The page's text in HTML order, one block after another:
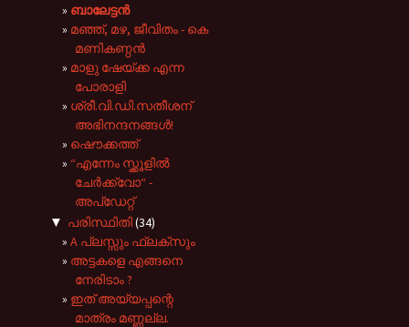
ബാലേട്ടൻ
മഞ്ഞ്, മഴ, ജീവിതം - കെ
മണികണ്ഠൻ
മാളു ഷേയ്ക്ക എന്ന
പോരാളി
ശ്രീ.വി.ഡി.സതീശന്
അഭിനന്ദനങ്ങൾ!
ഷൌക്കത്ത്‌
“എന്നേം സ്ക്കൂളിൽ
ചേർക്ക്വോ“ -
അപ്ഡേറ്റ്
▼ പരിസ്ഥിതി(34)
A പ്ലസ്സും ഫ്ലക്സും
അട്ടകളെ എങ്ങനെ
നേരിടാം ?
ഇത് അയ്യപ്പന്റെ
മാത്രം മണ്ണല്ല.